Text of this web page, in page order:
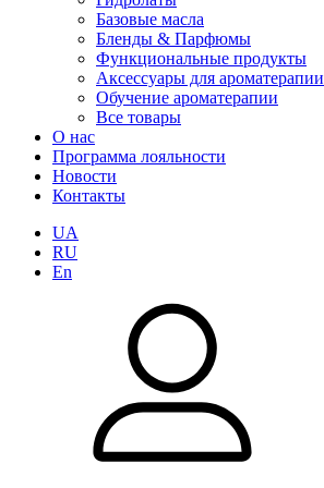
Базовые масла
Бленды & Парфюмы
Функциональные продукты
Аксессуары для ароматерапии
Обучение ароматерапии
Все товары
О нас
Программа лояльности
Новости
Контакты
UA
RU
En